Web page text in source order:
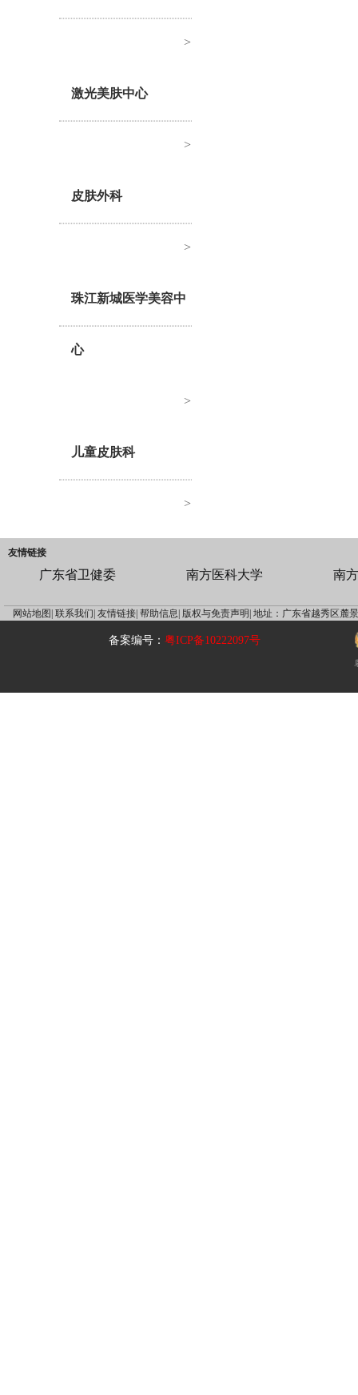
>
激光美肤中心
>
皮肤外科
>
珠江新城医学美容中
心
>
儿童皮肤科
>
友情链接
广东省卫健委 南方医科大学 南
网站地图| 联系我们| 友情链接| 帮助信息| 版权与免责声明| 地址：广东省越秀区麓
备案编号：粤ICP备10222097号